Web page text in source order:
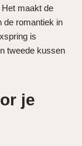
maakt de
de romantiek in
is
tweede kussen
je